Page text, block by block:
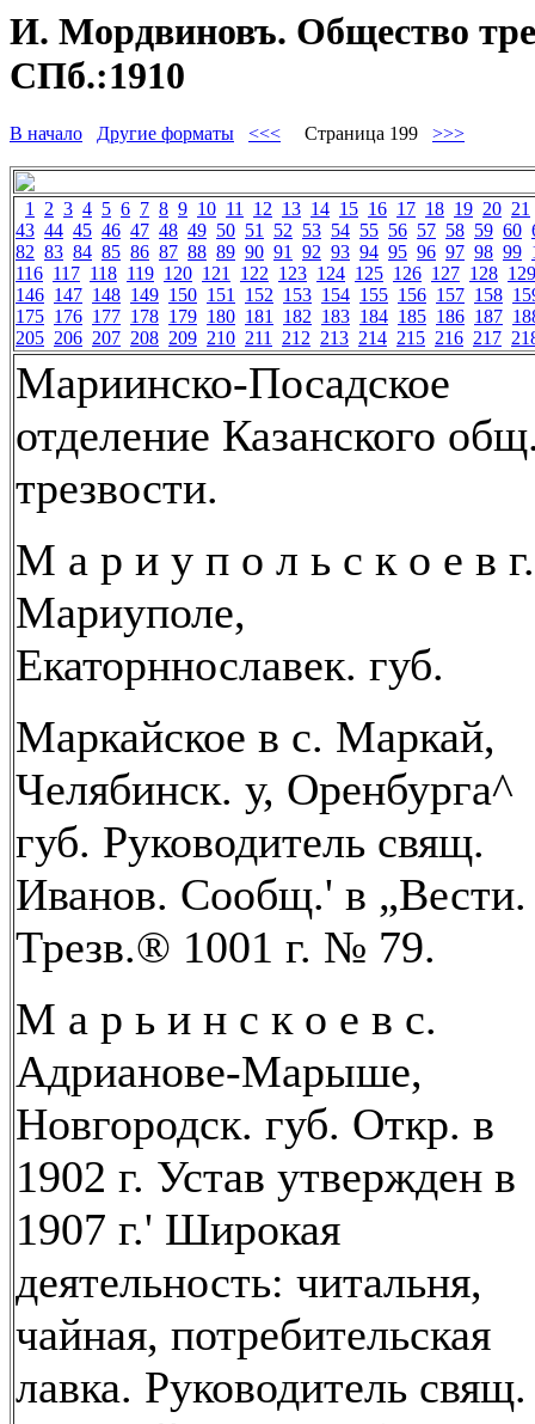
И. Мордвиновъ. Общество
СПб.:1910
В начало Другие форматы <<< Страница 199 >>>
1 2 3 4 5 6 7 8 9 10 11 12 13 14 15 16 17 18 19 20 21
43 44 45 46 47 48 49 50 51 52 53 54 55 56 57 58 59 60
82 83 84 85 86 87 88 89 90 91 92 93 94 95 96 97 98 99
116 117 118 119 120 121 122 123 124 125 126 127 128 129
146 147 148 149 150 151 152 153 154 155 156 157 158
175 176 177 178 179 180 181 182 183 184 185 186 187
205 206 207 208 209 210 211 212 213 214 215 216 217
Мариинско-Посадское
отделение Казанского
трезвости.
М а р и у п о л ь с к о е в г.
Мариуполе,
Екаторннославек. губ.
Маркайское в с. Маркай,
Челябинск. у, Оренбурга^
губ. Руководитель свящ.
Иванов. Сообщ.' в „Вести.
Трезв.® 1001 г. № 79.
М а р ь и н с к о е в с.
Адрианове-Марыше,
Новгородск. губ. Откр. в
1902 г. Устав утвержден в
1907 г.' Широкая
деятельность: читальня,
чайная, потребительская
лавка. Руководитель свящ.